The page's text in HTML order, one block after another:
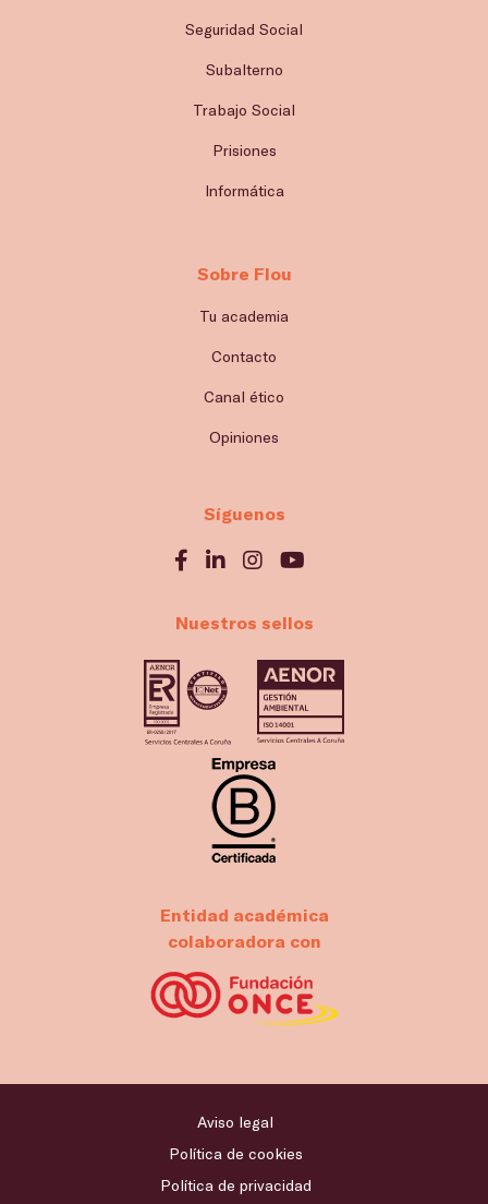
Seguridad Social
Subalterno
Trabajo Social
Prisiones
Informática
Sobre Flou
Tu academia
Contacto
Canal ético
Opiniones
Síguenos
Nuestros sellos
Entidad académica
colaboradora con
Aviso legal
Política de cookies
Política de privacidad